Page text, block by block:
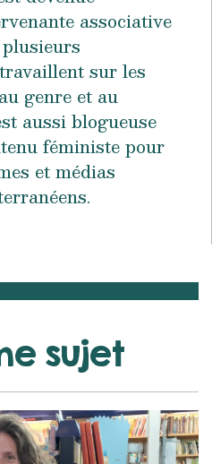
associative
sur les
genre et au
aussi blogueuse
féministe pour
et médias
sujet